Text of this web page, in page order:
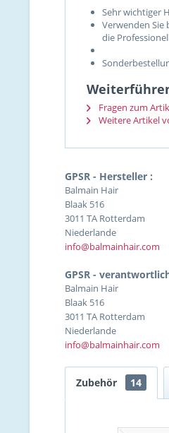
Sehr wichtiger
Verwenden
die
Fragen zum
Weitere Artikel
GPSR - Hersteller :
Balmain Hair
Blaak 516
3011 TA Rotterdam
Niederlande
info@balmainhair.com
GPSR -
Balmain Hair
Blaak 516
3011 TA Rotterdam
Niederlande
info@balmainhair.com
Zubehör 14